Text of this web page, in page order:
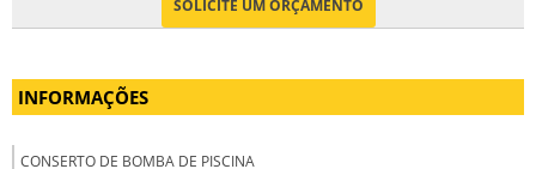
SOLICITE UM ORÇAMENTO
INFORMAÇÕES
CONSERTO DE BOMBA DE PISCINA